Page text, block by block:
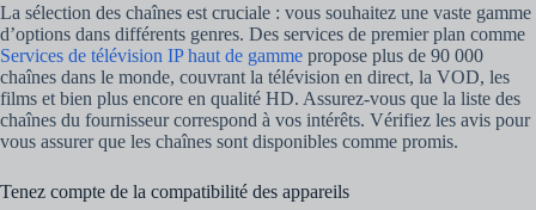
La sélection des chaînes est cruciale : vous souhaitez une vaste gamme
d’options dans différents genres. Des services de premier plan comme
Services de télévision IP haut de gamme propose plus de 90 000
chaînes dans le monde, couvrant la télévision en direct, la VOD, les
films et bien plus encore en qualité HD. Assurez-vous que la liste des
chaînes du fournisseur correspond à vos intérêts. Vérifiez les avis pour
vous assurer que les chaînes sont disponibles comme promis.
Tenez compte de la compatibilité des appareils